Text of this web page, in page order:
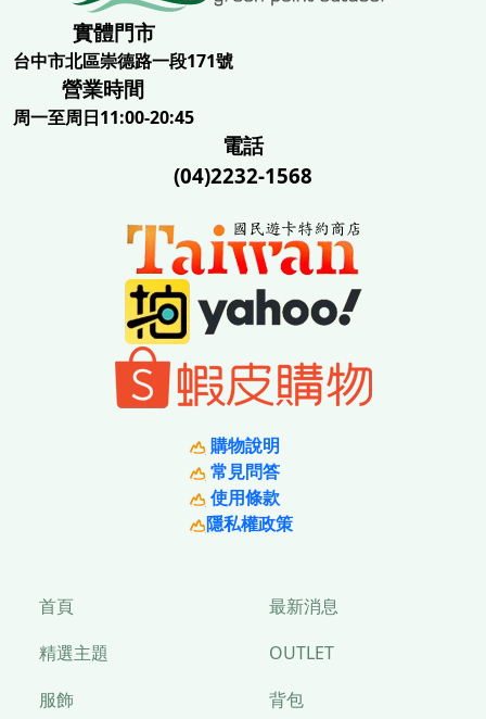
實體門市
台中市北區崇德路一段171號
營業時間
周一至周日11:00-20:45
電話
(04)2232-1568
購物說明
常見問答
使用條款
隱私權政策
首頁
最新消息
精選主題
OUTLET
服飾
背包